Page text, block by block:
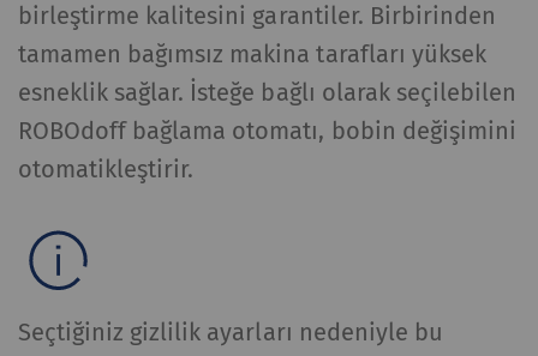
birleştirme kalitesini garantiler. Birbirinden
tamamen bağımsız makina tarafları yüksek
esneklik sağlar. İsteğe bağlı olarak seçilebilen
ROBOdoff bağlama otomatı, bobin değişimini
otomatikleştirir.
Seçtiğiniz gizlilik ayarları nedeniyle bu